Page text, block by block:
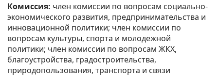
Комиссия: член комиссии по вопросам социально-
экономического развития, предпринимательства и
инновационной политики; член комиссии по
вопросам культуры, спорта и молодежной
политики; член комиссии по вопросам ЖКХ,
благоустройства, градостроительства,
природопользования, транспорта и связи